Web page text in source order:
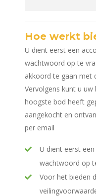
Hoe werkt
U dient eerst een
wachtwoord op te
akkoord te gaan met
Vervolgens kunt u
hoogste bod heeft
aangekocht en
per email
U dient eerst
wachtwoord op
Voor het bieden